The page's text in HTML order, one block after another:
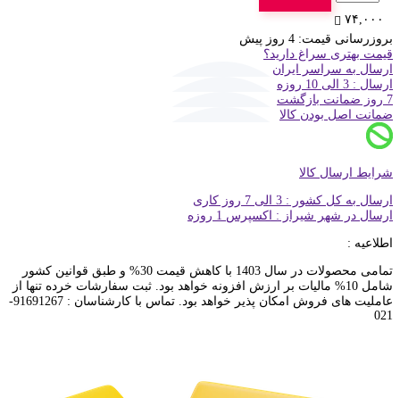
۷۴,۰۰۰
بروزرسانی قیمت: 4 روز پیش
قیمت بهتری سراغ دارید؟
ارسال به سراسر ایران
ارسال : 3 الی 10 روزه
7 روز ضمانت بازگشت
ضمانت اصل بودن کالا
شرایط ارسال کالا
ارسال به کل کشور : 3 الی 7 روز کاری
ارسال در شهر شیراز : اکسپرس 1 روزه
اطلاعیه :
تمامی محصولات در سال 1403 با کاهش قیمت 30% و طبق قوانین کشور
شامل 10% مالیات بر ارزش افزونه خواهد بود. ثبت سفارشات خرده تنها از
عاملیت های فروش امکان پذیر خواهد بود. تماس با کارشناسان : 91691267-
021